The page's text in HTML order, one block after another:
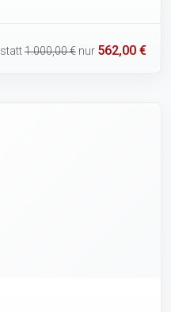
statt1.000,00 € nur 562,00 €